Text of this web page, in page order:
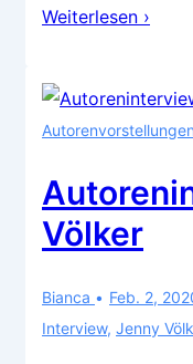
Rezension
Weiterlesen ›
Autorenvorstellungen
Völker
Bianca Feb. 2,
Interview, Jenny